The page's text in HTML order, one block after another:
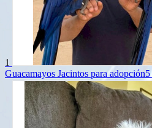
1
Guacamayos Jacintos para adopción5